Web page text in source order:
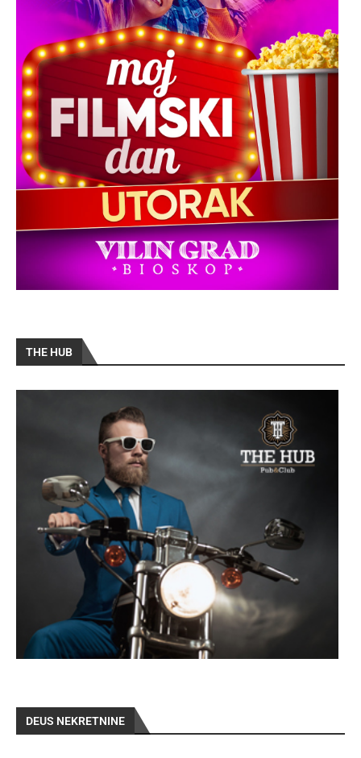
THE HUB
DEUS NEKRETNINE